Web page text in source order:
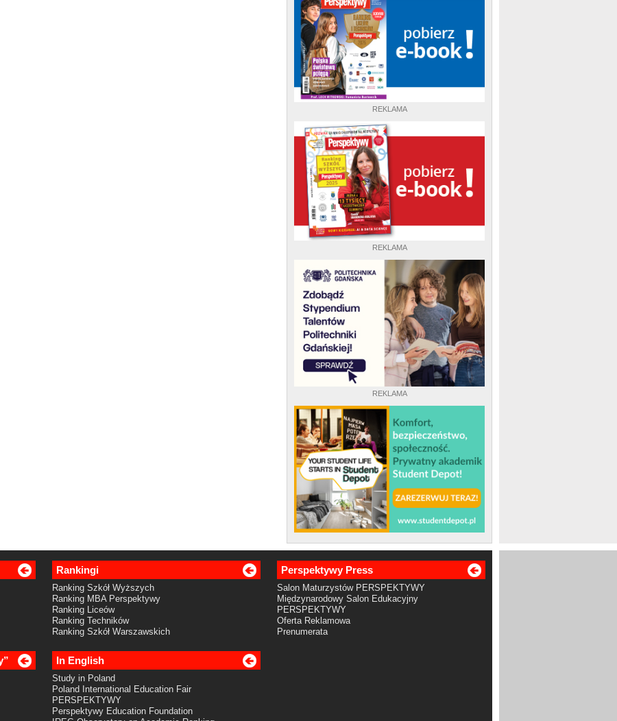
REKLAMA
REKLAMA
REKLAMA
Rankingi
Ranking Szkół Wyższych
Ranking MBA Perspektywy
Ranking Liceów
Ranking Techników
Ranking Szkół Warszawskich
Perspektywy Press
Salon Maturzystów PERSPEKTYWY
Międzynarodowy Salon Edukacyjny
PERSPEKTYWY
Oferta Reklamowa
Prenumerata
In English
Study in Poland
Poland International Education Fair
PERSPEKTYWY
Perspektywy Education Foundation